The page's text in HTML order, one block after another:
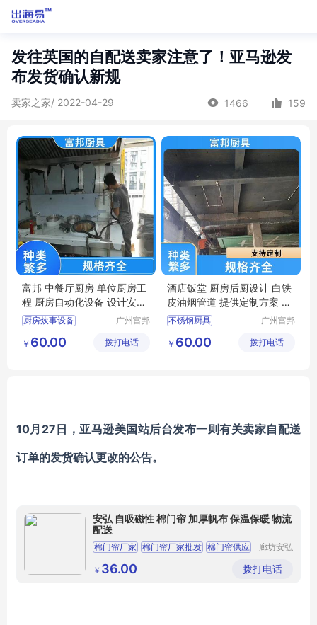
发往英国的自配送卖家注意了！亚马逊发
布发货确认新规
卖家之家/ 2022-04-29 1466 159
富邦 中餐厅厨房 单位厨房工
程 厨房自动化设备 设计安装
施工
厨房炊事设备
厨房设备配套
广州富邦
工程有限
￥ 60.00 拨打电话
酒店饭堂 厨房后厨设计 白铁
皮油烟管道 提供定制方案 富
邦
不锈钢厨具
学校厨房工程
广州富邦
工程有限
￥ 60.00 拨打电话
10月27日，亚马逊美国站后台发布一则有关卖家自配送
订单的发货确认更改的公告。
安弘 自吸磁性 棉门帘 加厚帆布 保温保暖 物流
配送
棉门帘厂家 棉门帘厂家批发 棉门帘供应
棉门帘批发
廊坊安弘
有限公司
￥ 36.00 拨打电话